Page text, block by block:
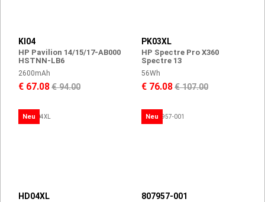
KI04
HP Pavilion 14/15/17-AB000
HSTNN-LB6
2600mAh
€ 67.08€ 94.00
PK03XL
HP Spectre Pro X360
Spectre 13
56Wh
€ 76.08€ 107.00
Neu
HD04XL
Neu
807957-001